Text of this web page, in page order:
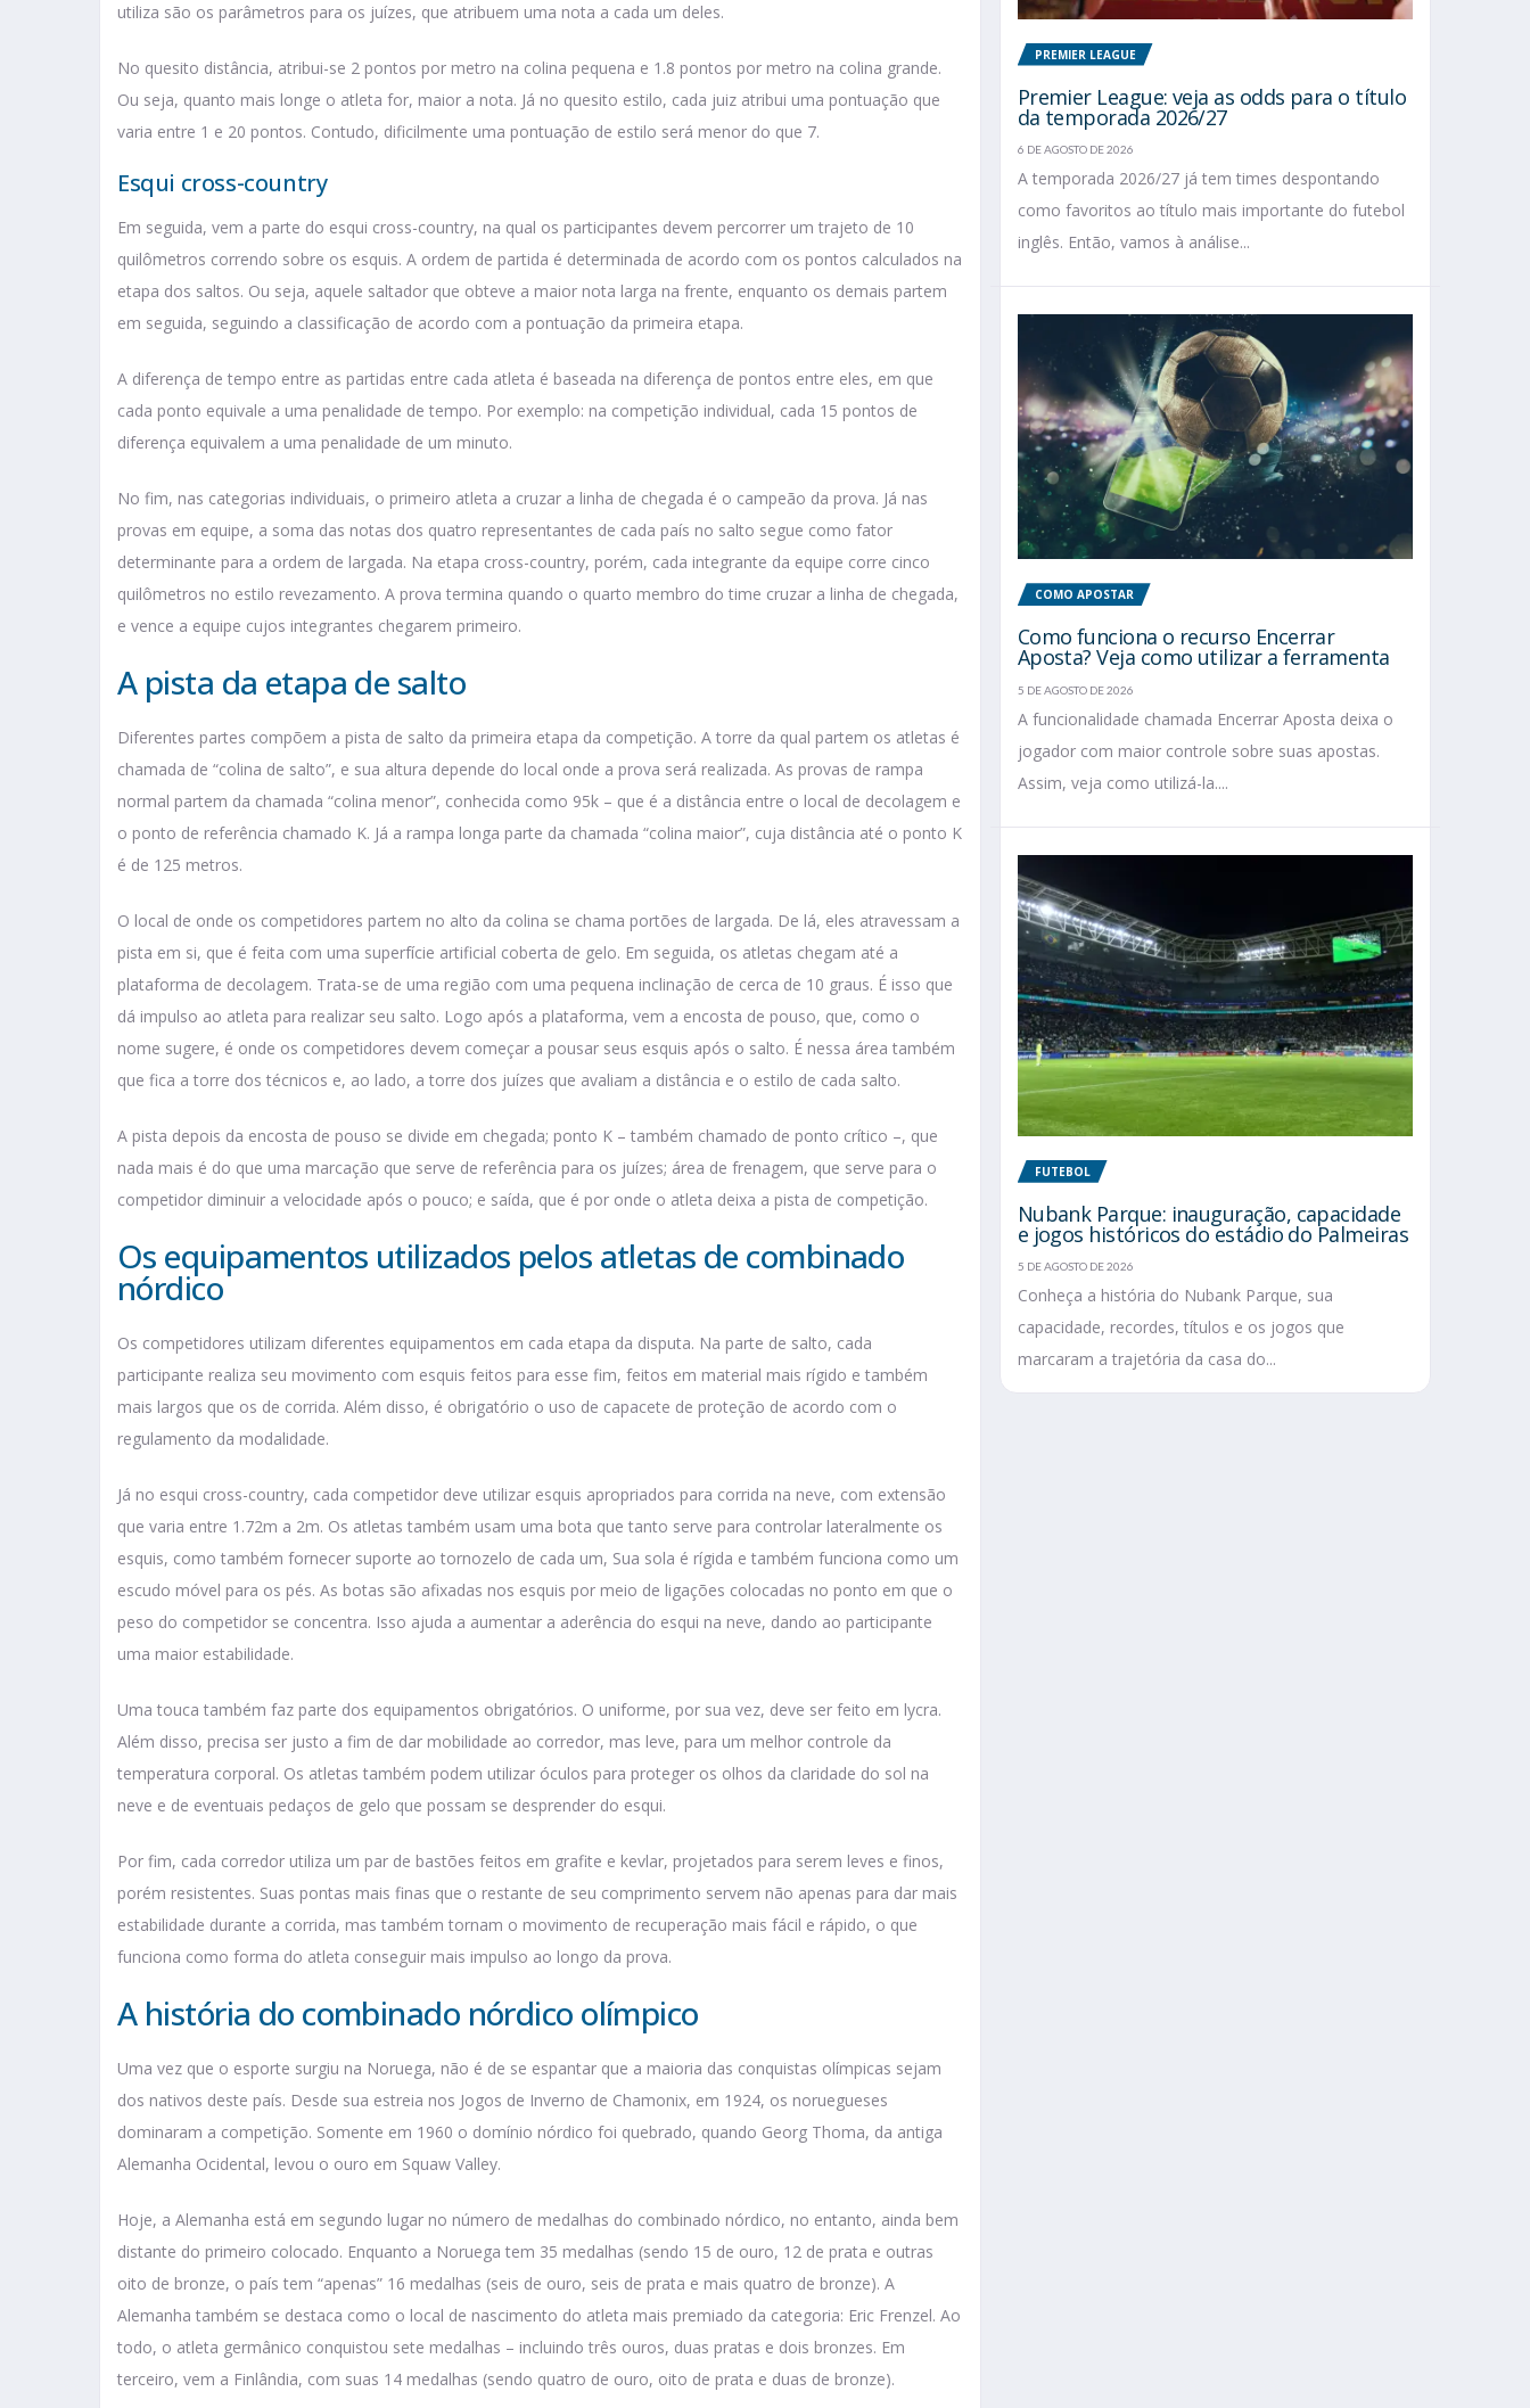
utiliza são os parâmetros para os juízes, que atribuem uma nota a cada um deles.
No quesito distância, atribui-se 2 pontos por metro na colina pequena e 1.8 pontos por metro na colina grande.
Ou seja, quanto mais longe o atleta for, maior a nota. Já no quesito estilo, cada juiz atribui uma pontuação que
varia entre 1 e 20 pontos. Contudo, dificilmente uma pontuação de estilo será menor do que 7.
Esqui cross-country
Em seguida, vem a parte do esqui cross-country, na qual os participantes devem percorrer um trajeto de 10
quilômetros correndo sobre os esquis. A ordem de partida é determinada de acordo com os pontos calculados na
etapa dos saltos. Ou seja, aquele saltador que obteve a maior nota larga na frente, enquanto os demais partem
em seguida, seguindo a classificação de acordo com a pontuação da primeira etapa.
A diferença de tempo entre as partidas entre cada atleta é baseada na diferença de pontos entre eles, em que
cada ponto equivale a uma penalidade de tempo. Por exemplo: na competição individual, cada 15 pontos de
diferença equivalem a uma penalidade de um minuto.
No fim, nas categorias individuais, o primeiro atleta a cruzar a linha de chegada é o campeão da prova. Já nas
provas em equipe, a soma das notas dos quatro representantes de cada país no salto segue como fator
determinante para a ordem de largada. Na etapa cross-country, porém, cada integrante da equipe corre cinco
quilômetros no estilo revezamento. A prova termina quando o quarto membro do time cruzar a linha de chegada,
e vence a equipe cujos integrantes chegarem primeiro.
A pista da etapa de salto
Diferentes partes compõem a pista de salto da primeira etapa da competição. A torre da qual partem os atletas é
chamada de “colina de salto”, e sua altura depende do local onde a prova será realizada. As provas de rampa
normal partem da chamada “colina menor”, conhecida como 95k – que é a distância entre o local de decolagem e
o ponto de referência chamado K. Já a rampa longa parte da chamada “colina maior”, cuja distância até o ponto K
é de 125 metros.
O local de onde os competidores partem no alto da colina se chama portões de largada. De lá, eles atravessam a
pista em si, que é feita com uma superfície artificial coberta de gelo. Em seguida, os atletas chegam até a
plataforma de decolagem. Trata-se de uma região com uma pequena inclinação de cerca de 10 graus. É isso que
dá impulso ao atleta para realizar seu salto. Logo após a plataforma, vem a encosta de pouso, que, como o
nome sugere, é onde os competidores devem começar a pousar seus esquis após o salto. É nessa área também
que fica a torre dos técnicos e, ao lado, a torre dos juízes que avaliam a distância e o estilo de cada salto.
A pista depois da encosta de pouso se divide em chegada; ponto K – também chamado de ponto crítico –, que
nada mais é do que uma marcação que serve de referência para os juízes; área de frenagem, que serve para o
competidor diminuir a velocidade após o pouco; e saída, que é por onde o atleta deixa a pista de competição.
Os equipamentos utilizados pelos atletas de combinado
nórdico
Os competidores utilizam diferentes equipamentos em cada etapa da disputa. Na parte de salto, cada
participante realiza seu movimento com esquis feitos para esse fim, feitos em material mais rígido e também
mais largos que os de corrida. Além disso, é obrigatório o uso de capacete de proteção de acordo com o
regulamento da modalidade.
Já no esqui cross-country, cada competidor deve utilizar esquis apropriados para corrida na neve, com extensão
que varia entre 1.72m a 2m. Os atletas também usam uma bota que tanto serve para controlar lateralmente os
esquis, como também fornecer suporte ao tornozelo de cada um, Sua sola é rígida e também funciona como um
escudo móvel para os pés. As botas são afixadas nos esquis por meio de ligações colocadas no ponto em que o
peso do competidor se concentra. Isso ajuda a aumentar a aderência do esqui na neve, dando ao participante
uma maior estabilidade.
Uma touca também faz parte dos equipamentos obrigatórios. O uniforme, por sua vez, deve ser feito em lycra.
Além disso, precisa ser justo a fim de dar mobilidade ao corredor, mas leve, para um melhor controle da
temperatura corporal. Os atletas também podem utilizar óculos para proteger os olhos da claridade do sol na
neve e de eventuais pedaços de gelo que possam se desprender do esqui.
Por fim, cada corredor utiliza um par de bastões feitos em grafite e kevlar, projetados para serem leves e finos,
porém resistentes. Suas pontas mais finas que o restante de seu comprimento servem não apenas para dar mais
estabilidade durante a corrida, mas também tornam o movimento de recuperação mais fácil e rápido, o que
funciona como forma do atleta conseguir mais impulso ao longo da prova.
A história do combinado nórdico olímpico
Uma vez que o esporte surgiu na Noruega, não é de se espantar que a maioria das conquistas olímpicas sejam
dos nativos deste país. Desde sua estreia nos Jogos de Inverno de Chamonix, em 1924, os noruegueses
dominaram a competição. Somente em 1960 o domínio nórdico foi quebrado, quando Georg Thoma, da antiga
Alemanha Ocidental, levou o ouro em Squaw Valley.
Hoje, a Alemanha está em segundo lugar no número de medalhas do combinado nórdico, no entanto, ainda bem
distante do primeiro colocado. Enquanto a Noruega tem 35 medalhas (sendo 15 de ouro, 12 de prata e outras
oito de bronze, o país tem “apenas” 16 medalhas (seis de ouro, seis de prata e mais quatro de bronze). A
Alemanha também se destaca como o local de nascimento do atleta mais premiado da categoria: Eric Frenzel. Ao
todo, o atleta germânico conquistou sete medalhas – incluindo três ouros, duas pratas e dois bronzes. Em
terceiro, vem a Finlândia, com suas 14 medalhas (sendo quatro de ouro, oito de prata e duas de bronze).
PREMIER LEAGUE
Premier League: veja as odds para o título
da temporada 2026/27
6 DE AGOSTO DE 2026
A temporada 2026/27 já tem times despontando
como favoritos ao título mais importante do futebol
inglês. Então, vamos à análise...
COMO APOSTAR
Como funciona o recurso Encerrar
Aposta? Veja como utilizar a ferramenta
5 DE AGOSTO DE 2026
A funcionalidade chamada Encerrar Aposta deixa o
jogador com maior controle sobre suas apostas.
Assim, veja como utilizá-la....
FUTEBOL
Nubank Parque: inauguração, capacidade
e jogos históricos do estádio do Palmeiras
5 DE AGOSTO DE 2026
Conheça a história do Nubank Parque, sua
capacidade, recordes, títulos e os jogos que
marcaram a trajetória da casa do...